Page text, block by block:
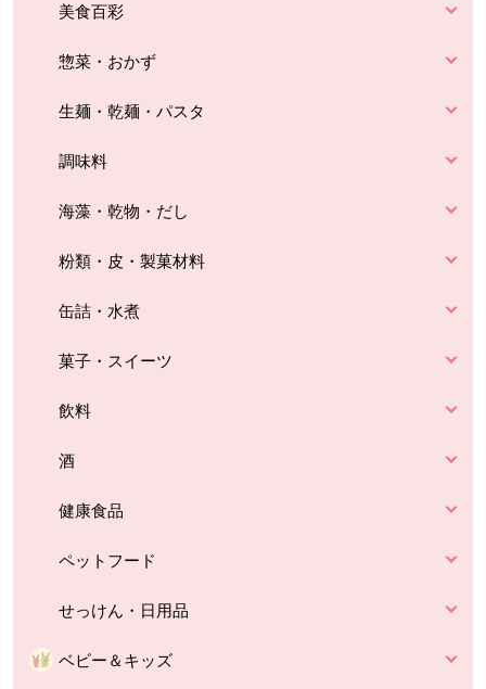
美食百彩
惣菜・おかず
生麺・乾麺・パスタ
調味料
海藻・乾物・だし
粉類・皮・製菓材料
缶詰・水煮
菓子・スイーツ
飲料
酒
健康食品
ペットフード
せっけん・日用品
ベビー＆キッズ